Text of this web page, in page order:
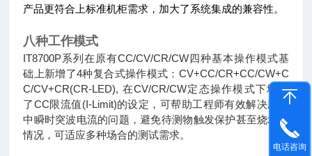
产品更符合上标准机柜需求，加大了系统集成的兼容性。
八种工作模式
IT8700P系列在原有CC/CV/CR/CW四种基本操作模式基
础上新增了4种复合式操作模式：CV+CC/CR+CC/CW+C
C/CV+CR(CR-LED), 在CV/CR/CW定态操作模式下增加
了CC限流值(I-Limit)的设定，可帮助工程师有效解决应用
中瞬时突波电流的问题，避免待测物触发保护甚至烧坏等
情况，可适应多种场合的测试需求。
电话咨询